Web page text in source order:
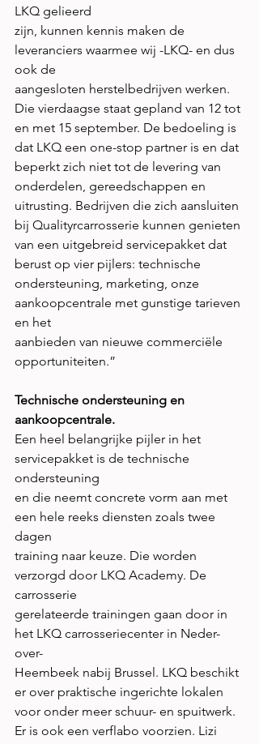
LKQ gelieerd
zijn, kunnen kennis maken de
leveranciers waarmee wij -LKQ- en dus
ook de
aangesloten herstelbedrijven werken.
Die vierdaagse staat gepland van 12 tot
en met 15 september. De bedoeling is
dat LKQ een one-stop partner is en dat
beperkt zich niet tot de levering van
onderdelen, gereedschappen en
uitrusting. Bedrijven die zich aansluiten
bij Qualityrcarrosserie kunnen genieten
van een uitgebreid servicepakket dat
berust op vier pijlers: technische
ondersteuning, marketing, onze
aankoopcentrale met gunstige tarieven
en het
aanbieden van nieuwe commerciële
opportuniteiten.”
Technische ondersteuning en
aankoopcentrale.
Een heel belangrijke pijler in het
servicepakket is de technische
ondersteuning
en die neemt concrete vorm aan met
een hele reeks diensten zoals twee
dagen
training naar keuze. Die worden
verzorgd door LKQ Academy. De
carrosserie
gerelateerde trainingen gaan door in
het LKQ carrosseriecenter in Neder-
over-
Heembeek nabij Brussel. LKQ beschikt
er over praktische ingerichte lokalen
voor onder meer schuur- en spuitwerk.
Er is ook een verflabo voorzien. Lizi